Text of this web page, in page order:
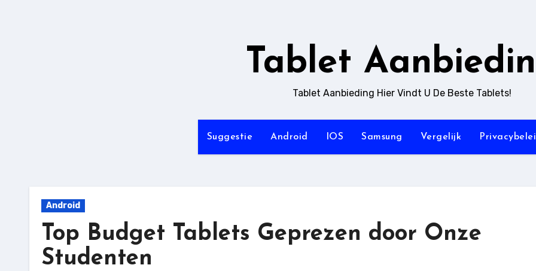
Tablet
Tablet Aanbieding Hier Vindt U De Beste Tablets!
Suggestie Android IOS Samsung Vergelijk
Android
Top Budget Tablets Geprezen door Onze
Studenten